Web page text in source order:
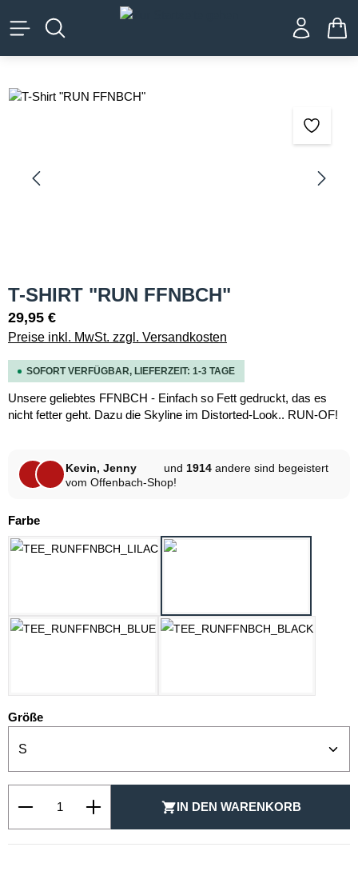
springen
Bildergalerie überspringen
T-SHIRT "RUN FFNBCH"
29,95 €
Preise inkl. MwSt. zzgl. Versandkosten
SOFORT VERFÜGBAR, LIEFERZEIT: 1-3 TAGE
Unsere geliebtes FFNBCH - Einfach so Fett gedruckt, das es
nicht fetter geht. Dazu die Skyline im Distorted-Look.. RUN-OF!
Kevin, Jenny und 1914 andere sind begeistert
vom Offenbach-Shop!
Farbeauswählen
Größeauswählen
IN DEN WARENKORB